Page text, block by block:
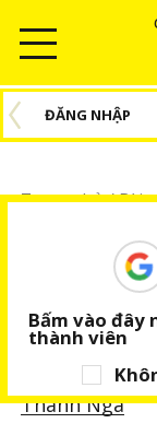
ĐĂNG NHẬP
Trang chủ/Bài
Chiba
Sân bay
nghệ thuật
Thanh Nga
Bấm vào đây
thành viên